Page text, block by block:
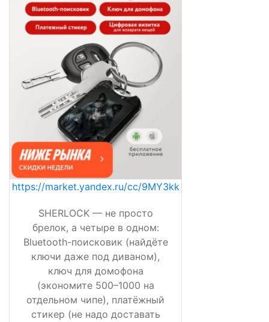
https://market.yandex.ru/cc/9MY3kk
SHERLOCK — не просто
брелок, а четыре в одном:
Bluetooth-поисковик (найдёте
ключи даже под диваном),
ключ для домофона
(экономите 500–1000 на
отдельном чипе), платёжный
стикер (не надо доставать